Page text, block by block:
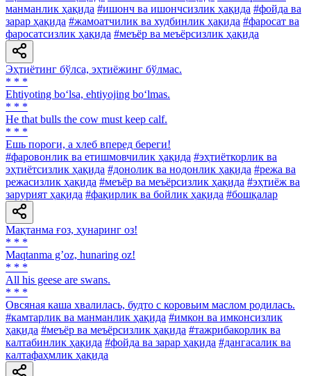
манманлик ҳақида #ишонч ва ишончсизлик ҳақида #фойда ва
зарар ҳақида #жамоатчилик ва худбинлик ҳақида #фаросат ва
фаросатсизлик ҳақида #меъёр ва меъёрсизлик ҳақида
Эҳтиётинг бўлса, эҳтиёжинг бўлмас.
* * *
Ehtiyoting bo‘lsa, ehtiyojing bo‘lmas.
* * *
He that bulls the cow must keep calf.
* * *
Ешь пороги, а хлеб вперед береги!
#фаровонлик ва етишмовчилик ҳақида #эҳтиёткорлик ва
эҳтиётсизлик ҳақида #донолик ва нодонлик ҳақида #режа ва
режасизлик ҳақида #меъёр ва меъёрсизлик ҳақида #эҳтиёж ва
зарурият ҳақида #фақирлик ва бойлик ҳақида #бошқалар
Мақтанма ғоз, ҳунаринг оз!
* * *
Maqtanma gʼoz, hunaring oz!
* * *
All his geese are swans.
* * *
Овсяная каша хвалилась, будто с коровьим маслом родилась.
#камтарлик ва манманлик ҳақида #имкон ва имконсизлик
ҳақида #меъёр ва меъёрсизлик ҳақида #тажрибакорлик ва
калтабинлик ҳақида #фойда ва зарар ҳақида #дангасалик ва
калтафаҳмлик ҳақида